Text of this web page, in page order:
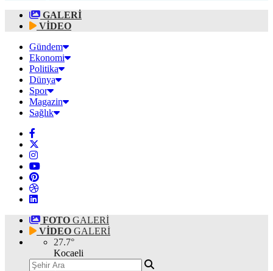
GALERİ
VİDEO
Gündem
Ekonomi
Politika
Dünya
Spor
Magazin
Sağlık
FOTO GALERİ
VİDEO GALERİ
27.7°
Kocaeli